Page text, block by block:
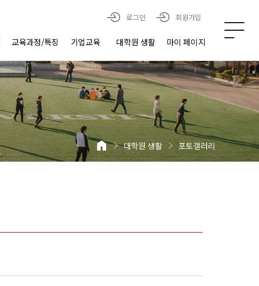
로그인 회원가입
교육과정/특징 기업교육 대학원 생활 마이 페이지
대학원 생활 포토갤러리